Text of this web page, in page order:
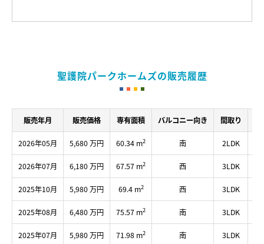
聖護院パークホームズの販売履歴
販売年月 販売価格 専有面積 バルコニー向き 間取り
2026年05月 5,680 万円 60.34 m2 南 2LDK
2026年07月 6,180 万円 67.57 m2 西 3LDK
2025年10月 5,980 万円 69.4 m2 西 3LDK
2025年08月 6,480 万円 75.57 m2 南 3LDK
2025年07月 5,980 万円 71.98 m2 南 3LDK